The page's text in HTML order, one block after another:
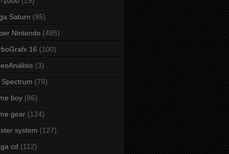
Saturn (95)
Nintendo (485)
16 (100)
(3)
Spectrum (79)
boy (86)
gear (124)
system (127)
cd (112)